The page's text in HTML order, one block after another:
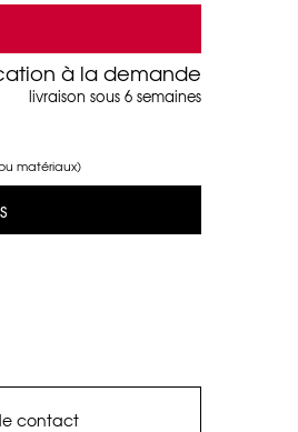
à la demande
livraison sous 6 semaines
matériaux)
contact